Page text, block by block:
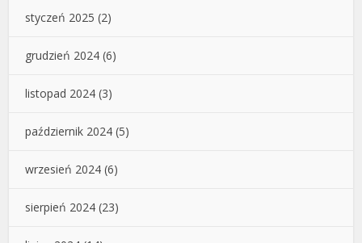
styczeń 2025 (2)
grudzień 2024 (6)
listopad 2024 (3)
październik 2024 (5)
wrzesień 2024 (6)
sierpień 2024 (23)